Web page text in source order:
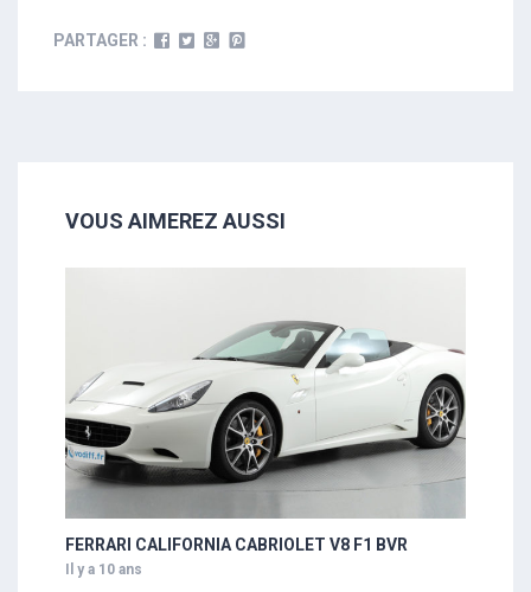
PARTAGER :
VOUS AIMEREZ AUSSI
FERRARI CALIFORNIA CABRIOLET V8 F1 BVR
Il y a 10 ans